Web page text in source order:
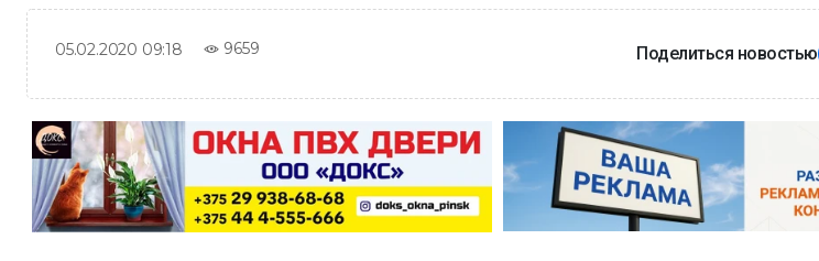
05.02.2020 09:18 9659 Поделиться новостью